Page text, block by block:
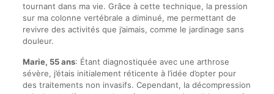
tournant dans ma vie. Grâce à cette technique, la pression
sur ma colonne vertébrale a diminué, me permettant de
revivre des activités que j’aimais, comme le jardinage sans
douleur.
Marie, 55 ans: Étant diagnostiquée avec une arthrose
sévère, j’étais initialement réticente à l’idée d’opter pour
des traitements non invasifs. Cependant, la décompression